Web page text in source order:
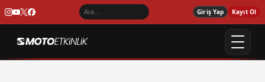
Giriş Yap Kayıt Ol